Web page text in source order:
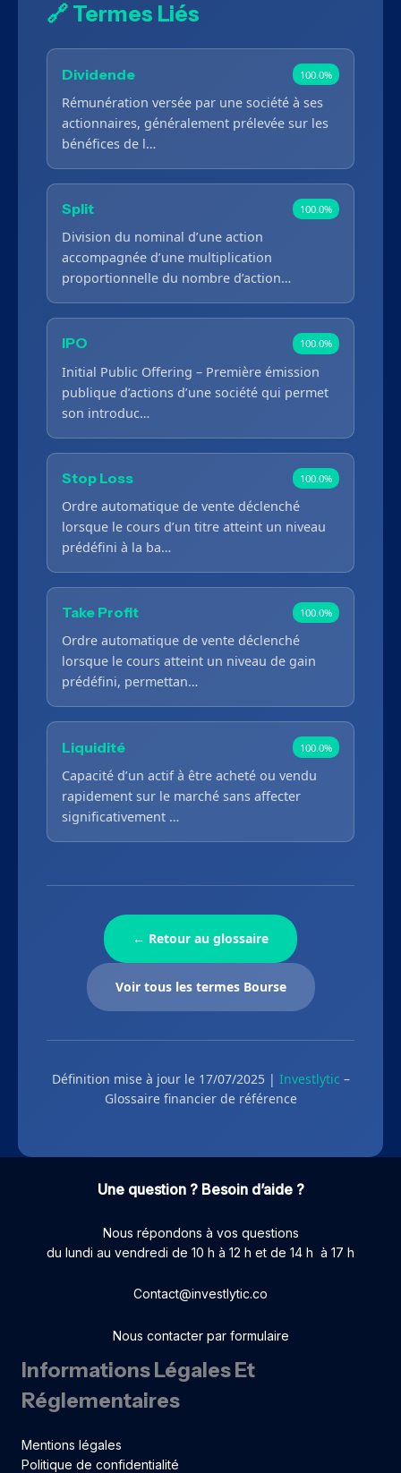
🔗 Termes Liés
Dividende 100.0%
Rémunération versée par une société à ses
actionnaires, généralement prélevée sur les
bénéfices de l…
Split 100.0%
Division du nominal d’une action
accompagnée d’une multiplication
proportionnelle du nombre d’action…
IPO 100.0%
Initial Public Offering – Première émission
publique d’actions d’une société qui permet
son introduc…
Stop Loss 100.0%
Ordre automatique de vente déclenché
lorsque le cours d’un titre atteint un niveau
prédéfini à la ba…
Take Profit 100.0%
Ordre automatique de vente déclenché
lorsque le cours atteint un niveau de gain
prédéfini, permettan…
Liquidité 100.0%
Capacité d’un actif à être acheté ou vendu
rapidement sur le marché sans affecter
significativement …
← Retour au glossaire
Voir tous les termes Bourse
Définition mise à jour le 17/07/2025 | Investlytic –
Glossaire financier de référence
Une question ? Besoin d’aide ?
Nous répondons à vos questions
du lundi au vendredi de 10 h à 12 h et de 14 h à 17 h
Contact@investlytic.co
Nous contacter par formulaire
Informations Légales Et
Réglementaires
Mentions légales
Politique de confidentialité